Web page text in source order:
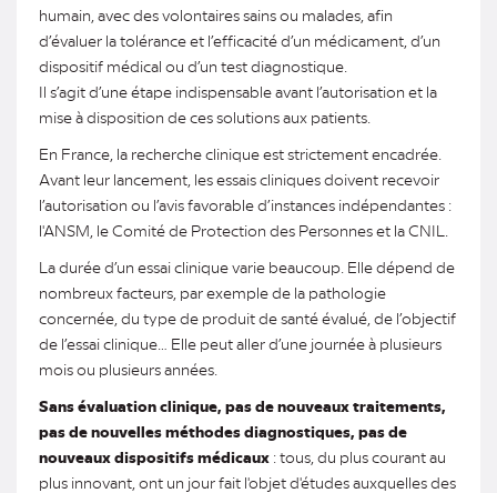
humain, avec des volontaires sains ou malades, afin
d’évaluer la tolérance et l’efficacité d’un médicament, d’un
dispositif médical ou d’un test diagnostique.
Il s’agit d’une étape indispensable avant l’autorisation et la
mise à disposition de ces solutions aux patients.
En France, la recherche clinique est strictement encadrée.
Avant leur lancement, les essais cliniques doivent recevoir
l’autorisation ou l’avis favorable d’instances indépendantes :
l'ANSM, le Comité de Protection des Personnes et la CNIL.
La durée d’un essai clinique varie beaucoup. Elle dépend de
nombreux facteurs, par exemple de la pathologie
concernée, du type de produit de santé évalué, de l’objectif
de l’essai clinique… Elle peut aller d’une journée à plusieurs
mois ou plusieurs années.
Sans évaluation clinique, pas de nouveaux traitements,
pas de nouvelles méthodes diagnostiques, pas de
nouveaux dispositifs médicaux : tous, du plus courant au
plus innovant, ont un jour fait l'objet d'études auxquelles des